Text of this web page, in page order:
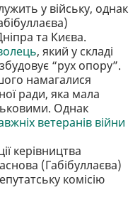
у війську, однак
та Києва.
, який у складі
“рух опору”.
намагалися
ради, яка мала
Однак
ветеранів війни
керівництва
(Габібуллаєва)
комісію